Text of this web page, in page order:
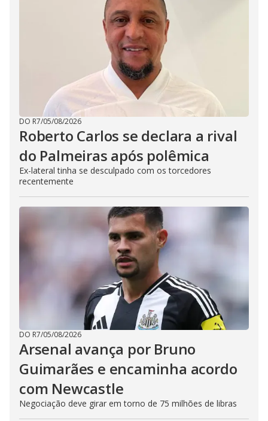
DO R7/05/08/2026
Roberto Carlos se declara a rival
do Palmeiras após polêmica
Ex-lateral tinha se desculpado com os torcedores
recentemente
DO R7/05/08/2026
Arsenal avança por Bruno
Guimarães e encaminha acordo
com Newcastle
Negociação deve girar em torno de 75 milhões de libras